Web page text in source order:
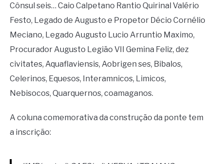
Cônsul seis… Caio Calpetano Rantio Quirinal Valério
Festo, Legado de Augusto e Propetor Décio Cornélio
Meciano, Legado Augusto Lucio Arruntio Maximo,
Procurador Augusto Legião VII Gemina Feliz, dez
civitates, Aquaflaviensis, Aobrigen ses, Bibalos,
Celerinos, Equesos, Interamnicos, Limicos,
Nebisocos, Quarquernos, coamaganos.
A coluna comemorativa da construção da ponte tem
a inscrição: